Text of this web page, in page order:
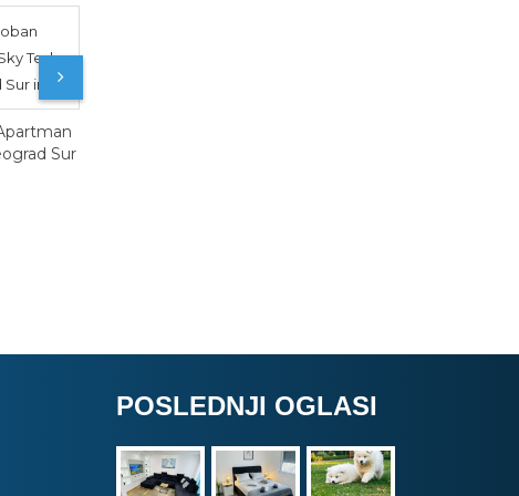
Apartman
Beograd Centar
POSLEDNJI OGLASI